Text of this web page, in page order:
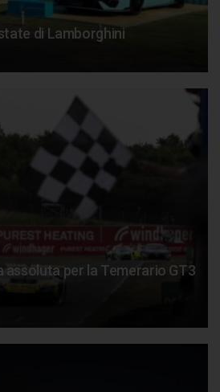
di Lamborghini
assoluta per la Temerario GT3